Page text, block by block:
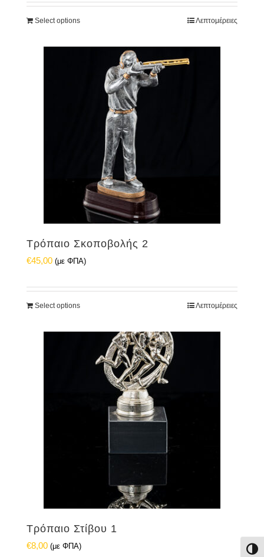
Select options Λεπτομέρειες
Τρόπαιο Σκοποβολής 2
€45,00 (με ΦΠΑ)
Select options Λεπτομέρειες
Τρόπαιο Στίβου 1
€8,00 (με ΦΠΑ)